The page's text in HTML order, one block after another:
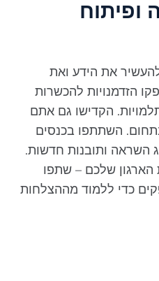
את הידע ואת
הזדמנויות להכשרות
הקדישו גם אתם
השתתפו בכנסים
השראה ותובנות חדשות.
שלכם – שתפו
כדי ללמוד מההצלחות